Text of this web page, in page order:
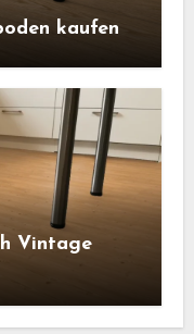
kaufen
Vintage